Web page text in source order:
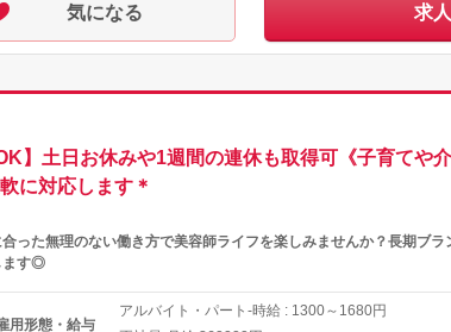
気になる 求
】土日お休みや1週間の連休も取得可《子育てや
に対応します＊
合った無理のない働き方で美容師ライフを楽しみませんか？長期ブ
ます◎
用形態・給与
アルバイト・パート-時給 : 1300～ 1680円